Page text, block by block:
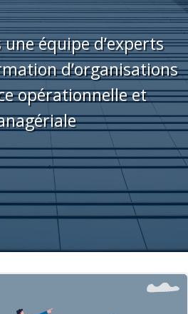
équipe d’experts
d’organisations
opérationnelle et